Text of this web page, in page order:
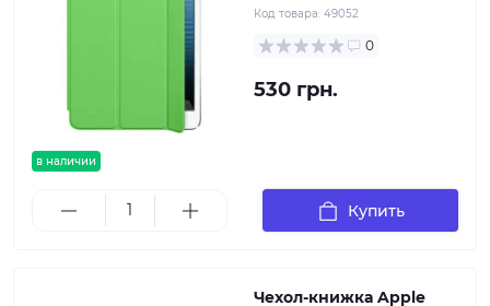
в наличии
Код товара: 49052
0
530 грн.
Купить
Чехол-книжка Apple